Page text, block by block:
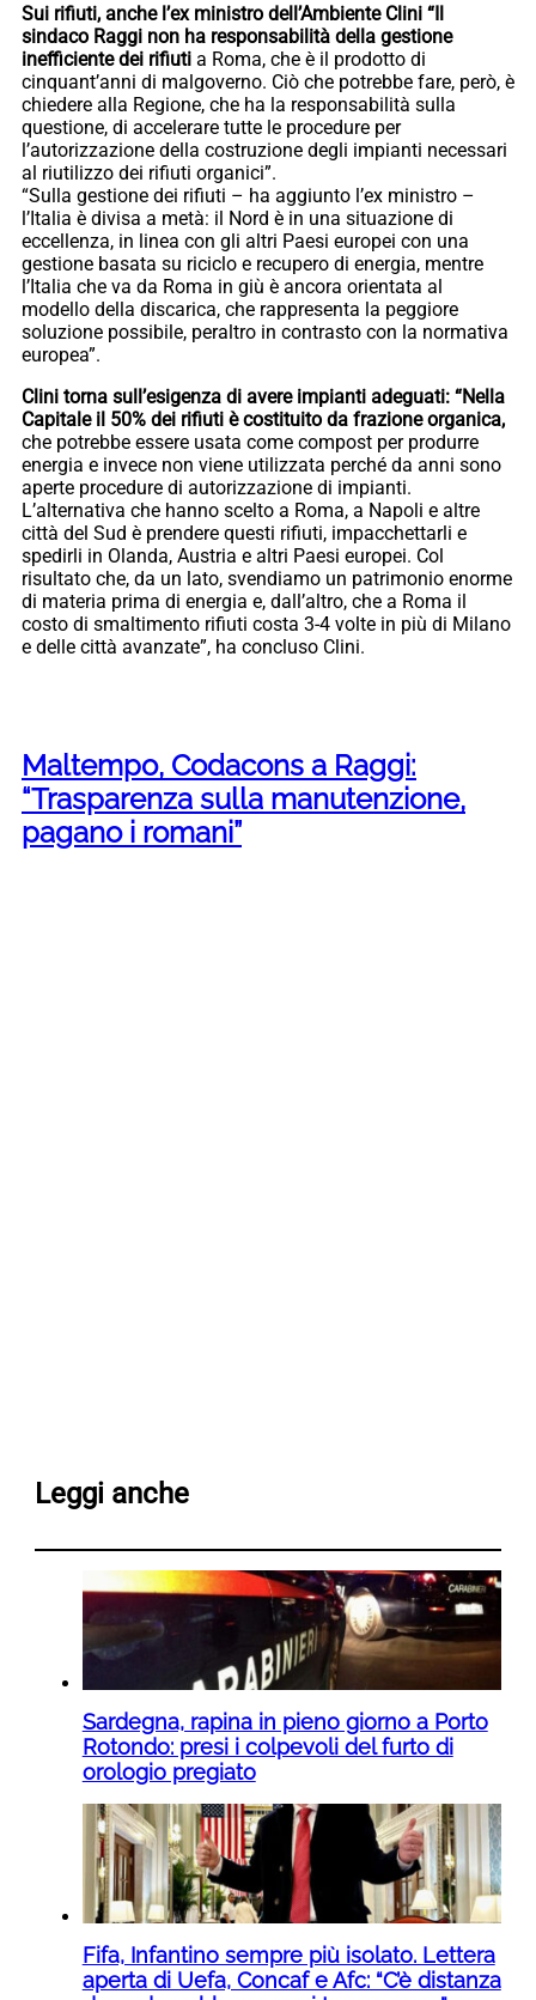
Sui rifiuti, anche l’ex ministro dell’Ambiente Clini “Il
sindaco Raggi non ha responsabilità della gestione
inefficiente dei rifiuti a Roma, che è il prodotto di
cinquant’anni di malgoverno. Ciò che potrebbe fare, però, è
chiedere alla Regione, che ha la responsabilità sulla
questione, di accelerare tutte le procedure per
l’autorizzazione della costruzione degli impianti necessari
al riutilizzo dei rifiuti organici”.
“Sulla gestione dei rifiuti – ha aggiunto l’ex ministro –
l’Italia è divisa a metà: il Nord è in una situazione di
eccellenza, in linea con gli altri Paesi europei con una
gestione basata su riciclo e recupero di energia, mentre
l’Italia che va da Roma in giù è ancora orientata al
modello della discarica, che rappresenta la peggiore
soluzione possibile, peraltro in contrasto con la normativa
europea”.
Clini torna sull’esigenza di avere impianti adeguati: “Nella
Capitale il 50% dei rifiuti è costituito da frazione organica,
che potrebbe essere usata come compost per produrre
energia e invece non viene utilizzata perché da anni sono
aperte procedure di autorizzazione di impianti.
L’alternativa che hanno scelto a Roma, a Napoli e altre
città del Sud è prendere questi rifiuti, impacchettarli e
spedirli in Olanda, Austria e altri Paesi europei. Col
risultato che, da un lato, svendiamo un patrimonio enorme
di materia prima di energia e, dall’altro, che a Roma il
costo di smaltimento rifiuti costa 3-4 volte in più di Milano
e delle città avanzate”, ha concluso Clini.
Maltempo, Codacons a Raggi:
“Trasparenza sulla manutenzione,
pagano i romani”
Leggi anche
Sardegna, rapina in pieno giorno a Porto
Rotondo: presi i colpevoli del furto di
orologio pregiato
Fifa, Infantino sempre più isolato. Lettera
aperta di Uefa, Concaf e Afc: “C’è distanza